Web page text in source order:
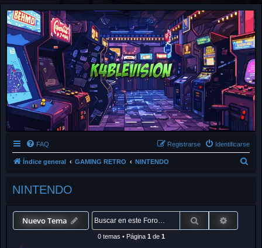
FAQ Identificarse
Registrarse
Índice general GAMING RETRO NINTENDO
NINTENDO
Nuevo Tema Buscar
0 temas • Página 1 de 1